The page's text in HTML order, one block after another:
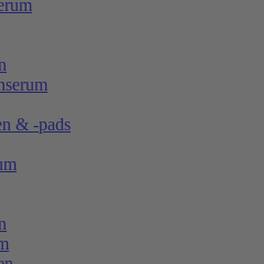
& -pads